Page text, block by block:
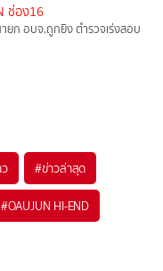
ช่อง16
ยก อบจ.ถูกยิง ตำรวจเร่งสอบ
#ข่าวล่าสุด
#OAUJUN HI-END